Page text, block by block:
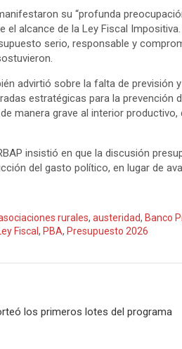
su “profunda
el alcance de la Ley Fiscal
serio, responsable y
advirtió sobre la falta de previsión
estratégicas para la prevención
manera grave al interior
insistió en que la discusión
del gasto político, en lugar de
rurales, austeridad, Banco
Ley Fiscal , PBA, Presupuesto 2026
los primeros lotes del programa